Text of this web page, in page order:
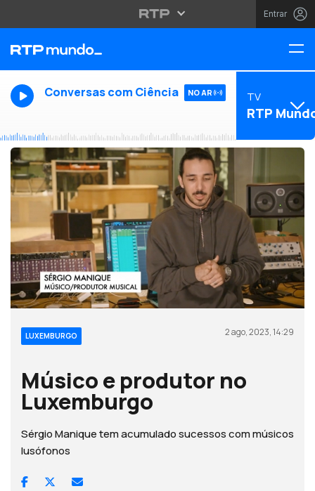
Entrar
Conversas com Ciência NO AR TV
RTP
LUXEMBURGO 2 ago, 2023, 14:29
Músico e produtor no
Luxemburgo
Sérgio Manique tem acumulado sucessos com músicos
lusófonos